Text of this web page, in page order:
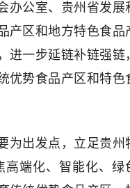
办公室、贵州省发展
产区和地方特色食品
一步延链补链强链，
优势食品产区和特色
为出发点，立足贵州
高端化、智能化、绿